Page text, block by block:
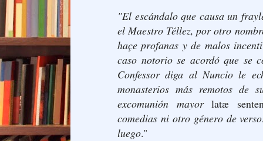
"El escándalo que causa un
el Maestro Téllez, por otro
haçe profanas y de malos
caso notorio se acordó que se
Confessor diga al Nuncio le
monasterios más remotos de
excomunión mayorlatæ
comedias ni otro género de
luego."